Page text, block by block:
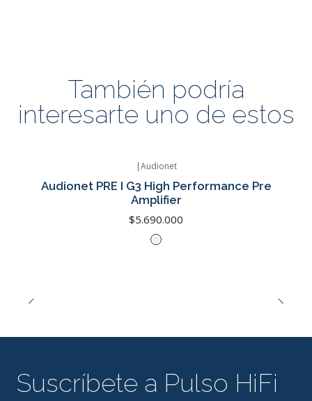
También podría
interesarte uno de estos
|Audionet
Audionet PRE I G3 High Performance Pre
Amplifier
$5.690.000
Suscríbete a Pulso HiFi